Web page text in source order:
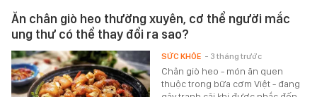
Ăn chân giò heo thường xuyên, cơ thể người mắc
ung thư có thể thay đổi ra sao?
Chân giò heo - món ăn quen
thuộc trong bữa cơm Việt - đang
SỨC KHỎE - 3 tháng trước